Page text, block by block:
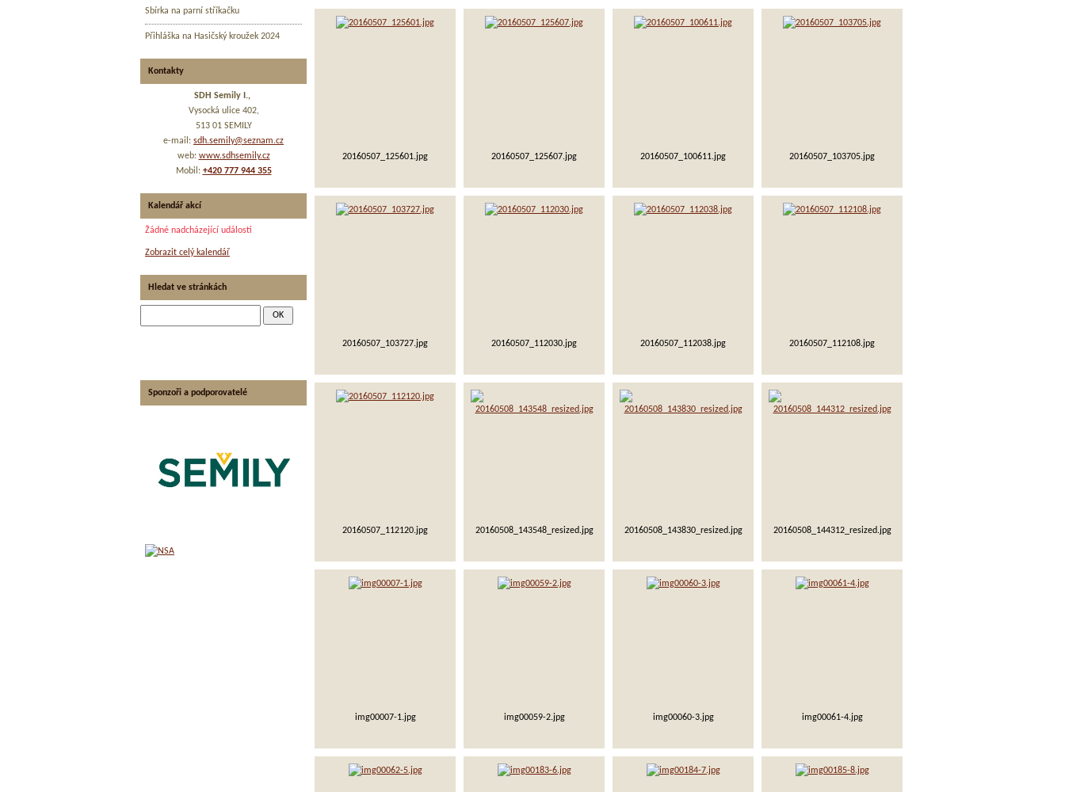
20160507_125601.jpg 20160507_125607.jpg 20160507_100611.jpg 20160507_103705.jpg
20160507_103727.jpg 20160507_112030.jpg 20160507_112038.jpg 20160507_112108.jpg
20160507_112120.jpg 20160508_143548_resized.jpg 20160508_143830_resized.jpg 20160508_144312_resized.jpg
img00007-1.jpg img00059-2.jpg img00060-3.jpg img00061-4.jpg
Sbírka na parní stříkačku
Přihláška na Hasičský kroužek 2024
Kontakty
SDH Semily I.,
Vysocká ulice 402,
513 01 SEMILY
e-mail: sdh.semily@seznam.cz
web: www.sdhsemily.cz
Mobil: +420 777 944 355
Kalendář akcí
Žádné nadcházející události
Zobrazit celý kalendář
Hledat ve stránkách
Sponzoři a podporovatelé